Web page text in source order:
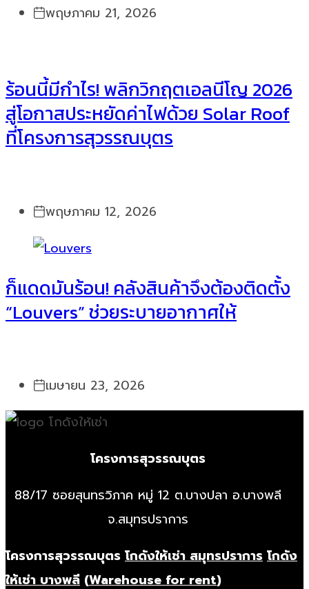
พฤษภาคม 21, 2026
ร้อนนี้มีกำไร! พลิกวิกฤตเอลนีโญ 2026
สู่โอกาสประหยัดค่าไฟด้วย Solar Roof
ที่โครงการสุวรรณบุตร
พฤษภาคม 12, 2026
ก็แดดมันร้อน! คลังสินค้าจึงต้องติดตั้ง
“Louvers” ช่วยระบายอากาศให้
เมษายน 23, 2026
โครงการสุวรรณบุตร
88/17 ซอยสุนทรวิภาค หมู่ 12 ต.บางปลา อ.บางพลี
จ.สมุทรปราการ
โครงการสุวรรณบุตร โกดังให้เช่า สมุทรปราการ โกดัง
ให้เช่า บางพลี (Warehouse for rent)